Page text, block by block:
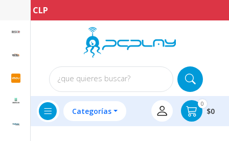
CLP
¿que quieres buscar?
Categorías
0
$0